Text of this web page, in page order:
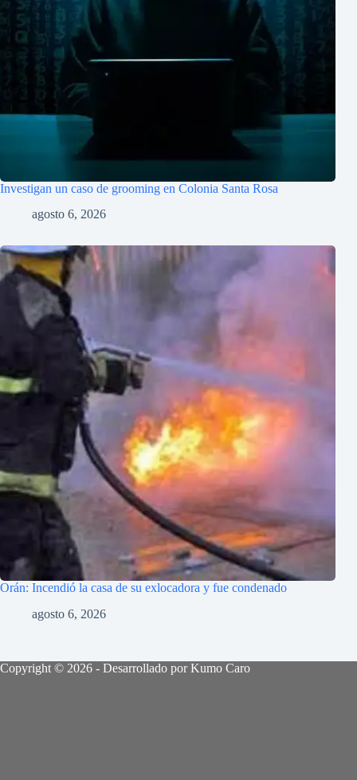
Investigan un caso de grooming en Colonia Santa Rosa
agosto 6, 2026
Orán: Incendió la casa de su exlocadora y fue condenado
agosto 6, 2026
Copyright © 2026 - Desarrollado por Kumo Caro